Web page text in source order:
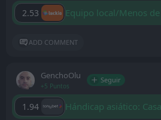
2.53 Equipo local/Menos
ADD COMMENT
GenchoOlu
+5 Puntos
Seguir
1.94 Hándicap asiático: